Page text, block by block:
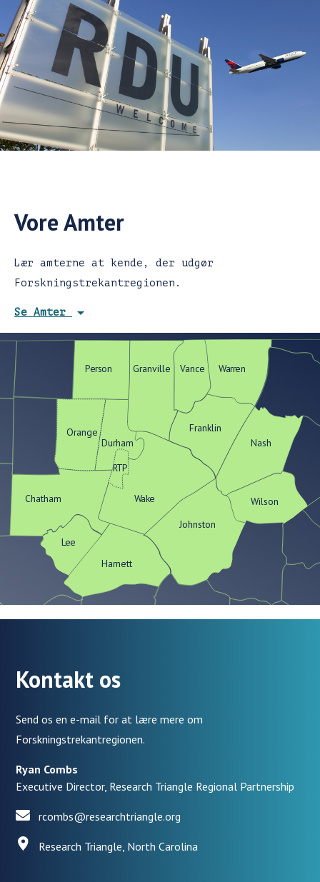
Vore Amter
Lær amterne at kende, der udgør
Forskningstrekantregionen.
Se Amter arrow_drop_down
Chatham
Durham
Franklin
Granville
Harnett
Johnston
Lee
Nash
Person
Wake
Warren
Wilson
RTP
Orange
Vance
Kontakt os
Send os en e-mail for at lære mere om
Forskningstrekantregionen.
Ryan Combs
Executive Director, Research Triangle Regional Partnership
rcombs@researchtriangle.org
Research Triangle, North Carolina